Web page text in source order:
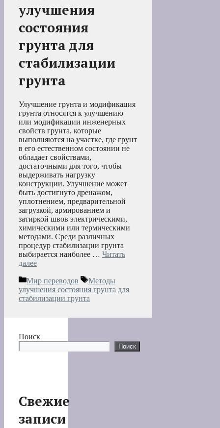
улучшения
состояния
грунта для
стабилизации
грунта
Улучшение грунта и модификация
грунта относятся к улучшению
или модификации инженерных
свойств грунта, которые
выполняются на участке, где грунт
в его естественном состоянии не
обладает свойствами,
достаточными для того, чтобы
выдерживать нагрузку
конструкции. Улучшение может
быть достигнуто дренажом,
уплотнением, предварительной
загрузкой, армированием и
затиркой швов электрическими,
химическими или термическими
методами. Среди различных
процедур стабилизации грунта
выбирается наиболее … Читать
далее
Рубрики
Мир переводов Метки
Методы
улучшения состояния грунта для
стабилизации грунта
Поиск
Поиск
Свежие
записи